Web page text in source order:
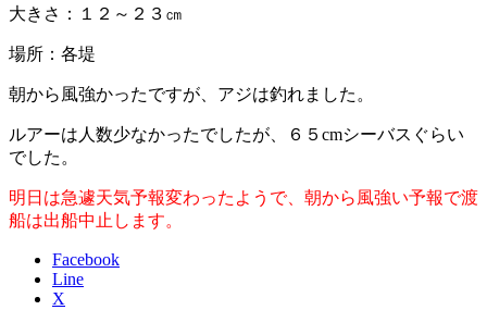
大きさ：１２～２３㎝
場所：各堤
朝から風強かったですが、アジは釣れました。
ルアーは人数少なかったでしたが、６５cmシーバスぐらい
でした。
明日は急遽天気予報変わったようで、朝から風強い予報で渡
船は出船中止します。
Facebook
Line
X